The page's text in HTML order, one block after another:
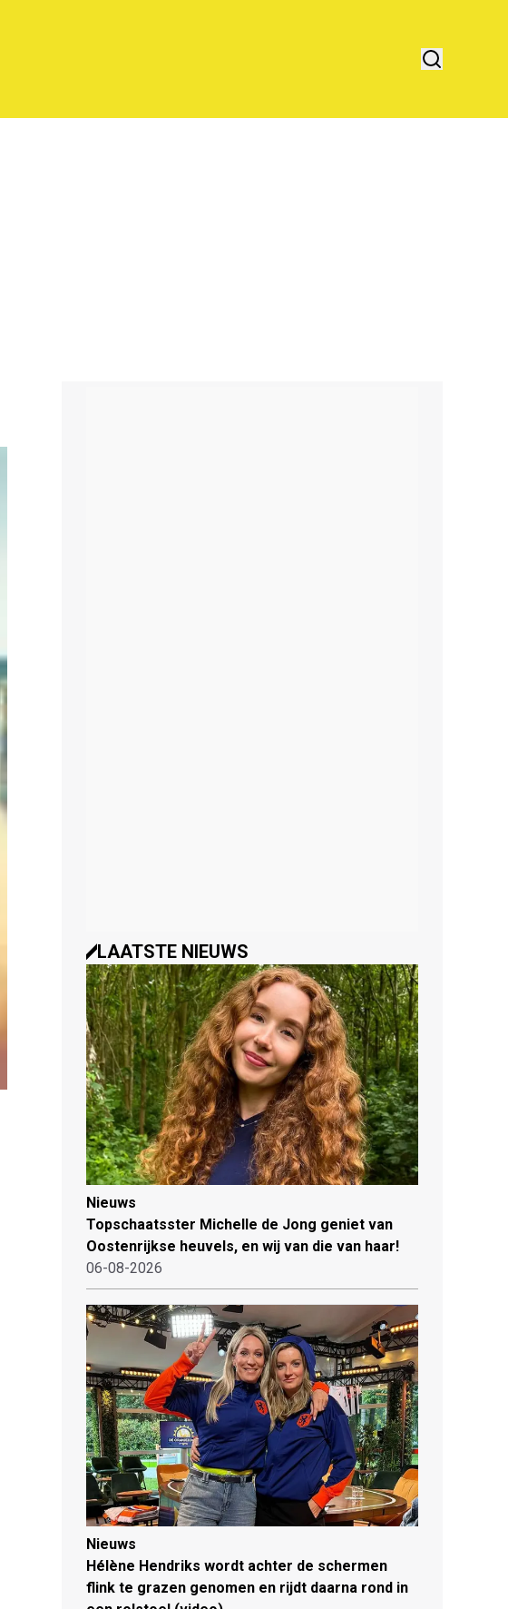
LAATSTE NIEUWS
Nieuws
Topschaatsster Michelle de Jong geniet van
Oostenrijkse heuvels, en wij van die van haar!
06-08-2026
Nieuws
Hélène Hendriks wordt achter de schermen
flink te grazen genomen en rijdt daarna rond in